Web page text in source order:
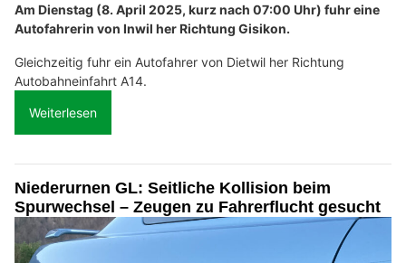
Am Dienstag (8. April 2025, kurz nach 07:00 Uhr) fuhr eine
Autofahrerin von Inwil her Richtung Gisikon.
Gleichzeitig fuhr ein Autofahrer von Dietwil her Richtung
Autobahneinfahrt A14.
Weiterlesen
Niederurnen GL: Seitliche Kollision beim
Spurwechsel – Zeugen zu Fahrerflucht gesucht